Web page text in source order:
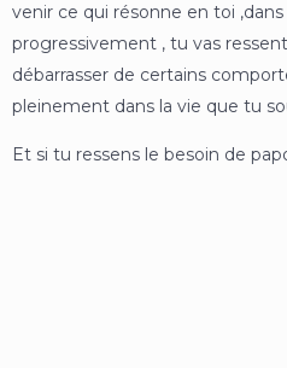
venir ce qui résonne en toi
progressivement , tu vas
débarrasser de certains
pleinement dans la vie que tu
Et si tu ressens le besoin de